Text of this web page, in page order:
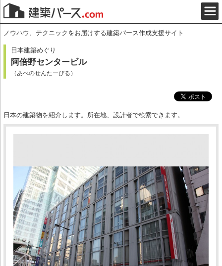
ノウハウ、テクニックをお届けする建築パース作成支援サイト
日本建築めぐり
阿倍野センタービル
（あべのせんたーびる）
日本の建築物を紹介します。所在地、設計者で検索できます。